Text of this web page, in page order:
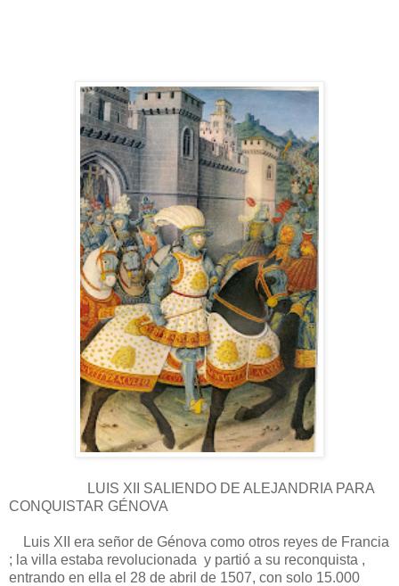
LUIS XII SALIENDO DE ALEJANDRIA PARA
CONQUISTAR GÉNOVA
Luis XII era señor de Génova como otros reyes de Francia
; la villa estaba revolucionada y partió a su reconquista ,
entrando en ella el 28 de abril de 1507, con solo 15.000